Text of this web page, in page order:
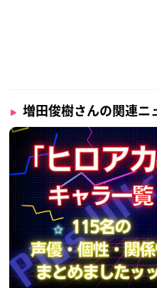
増田俊樹さんの関連ニ